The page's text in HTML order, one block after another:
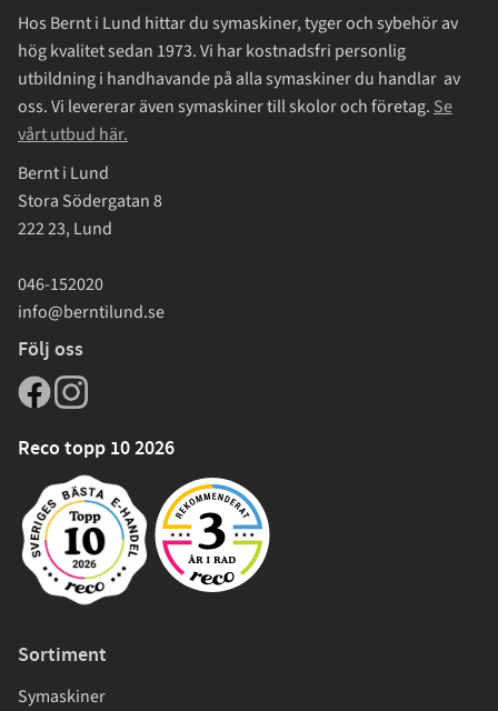
Hos Bernt i Lund hittar du symaskiner, tyger och sybehör av
hög kvalitet sedan 1973. Vi har kostnadsfri personlig
utbildning i handhavande på alla symaskiner du handlar av
oss. Vi levererar även symaskiner till skolor och företag. Se
vårt utbud här.
Bernt i Lund
Stora Södergatan 8
222 23, Lund
046-152020
info@berntilund.se
Följ oss
Reco topp 10 2026
Sortiment
Symaskiner